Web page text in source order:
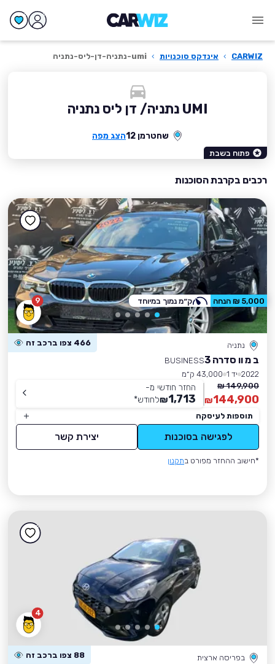
CARWIZ
› אינדקס סוכנויות › umi-נתניה-דן-ליס-נתניה
UMI נתניה/ דן ליס נתניה
שחטרמן 12 הצג מפה
פתוח בשבת
רכבים בקרבת הסוכנות
9
נתניה 466 צפו ברכב זה
ב מ וו סדרה 3
BUSINESS
2022 יד 1
43,000 ק״מ
149,900 ₪
144,900
₪
החזר חודשי מ-
1,713
₪לחודש*
תוספות לעיסקה
לפגישה בסוכנות יצירת קשר
*חישוב ההחזר מפורט בתקנון
5,000 ₪ הנחה ק״מ נמוך במיוחד
4
בפריסה ארצית 88 צפו ברכב זה